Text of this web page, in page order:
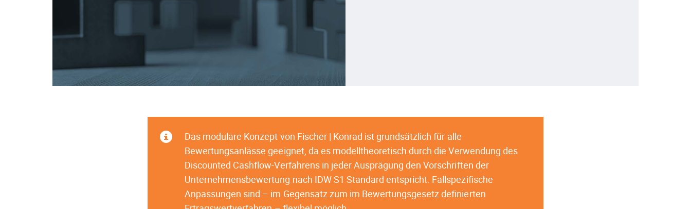
Das modulare Konzept von Fischer | Konrad ist grundsätzlich für alle
Bewertungsanlässe geeignet, da es modelltheoretisch durch die Verwendung des
Discounted Cashflow-Verfahrens in jeder Ausprägung den Vorschriften der
Unternehmensbewertung nach IDW S1 Standard entspricht. Fallspezifische
Anpassungen sind – im Gegensatz zum im Bewertungsgesetz definierten